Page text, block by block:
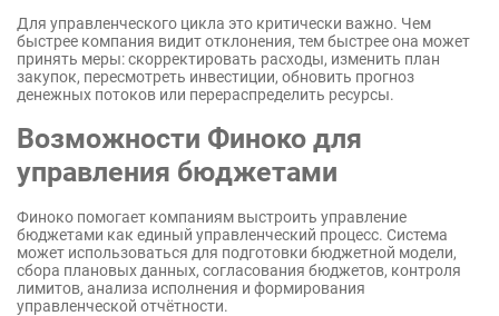
Для управленческого цикла это критически важно. Чем
быстрее компания видит отклонения, тем быстрее она может
принять меры: скорректировать расходы, изменить план
закупок, пересмотреть инвестиции, обновить прогноз
денежных потоков или перераспределить ресурсы.
Возможности Финоко для
управления бюджетами
Финоко помогает компаниям выстроить управление
бюджетами как единый управленческий процесс. Система
может использоваться для подготовки бюджетной модели,
сбора плановых данных, согласования бюджетов, контроля
лимитов, анализа исполнения и формирования
управленческой отчётности.